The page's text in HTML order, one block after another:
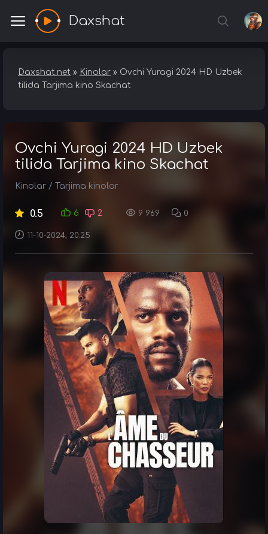
Daxshat
Daxshat.net » Kinolar » Ovchi Yuragi 2024 HD Uzbek
tilida Tarjima kino Skachat
Ovchi Yuragi 2024 HD Uzbek
tilida Tarjima kino Skachat
Kinolar / Tarjima kinolar
0.5 6 2 9 969 0
11-10-2024, 20:25